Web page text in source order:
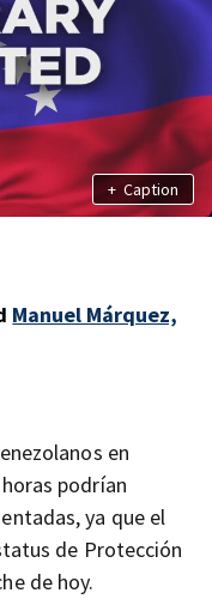
+ Caption
Manuel Márquez,
en
podrían
ya que el
de Protección
de hoy.